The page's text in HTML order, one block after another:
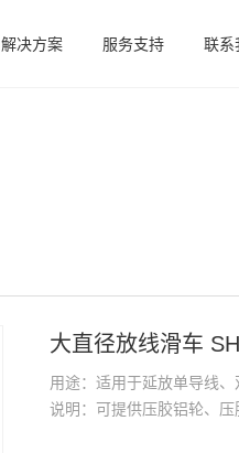
解决方案 服务支持 联系
大直径放线滑车
用途：适用于延放单导线
说明：可提供压胶铝轮、压